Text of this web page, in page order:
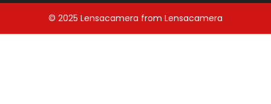
© 2025 Lensacamera from Lensacamera